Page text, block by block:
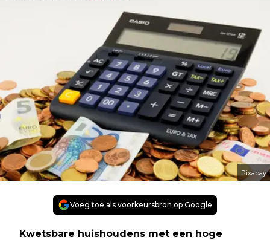
Pixabay
Voeg toe als voorkeursbron op Google
Kwetsbare huishoudens met een hoge